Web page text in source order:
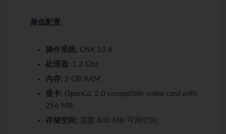
最低配置:
操作系统: OSX 10.8
处理器: 1.2 Ghz
内存: 2 GB RAM
显卡: OpenGL 2.0 compatible video card with
256 MB
存储空间: 需要 600 MB 可用空间